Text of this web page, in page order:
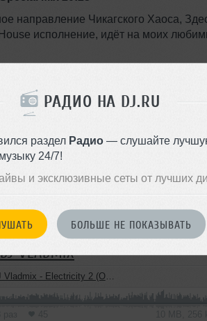
РАДИО НА DJ.RU
раздел Радио — слушайте
24/7!
и эксклюзивные сеты от лучших
БОЛЬШЕ НЕ ПОКАЗЫВАТЬ
направление Чикагского Хаоса,
исполнение, идёт на моих
брекбит можно сказать. Special Mix
специально для этого релиза. будет и
когда я соберу достаточное
музыка редкая.
треков это
СССР в конце 80-х. я помню это... :)
спасибо за интерес к
DJ VLADMIX
- Electricity 2 (Original Version)